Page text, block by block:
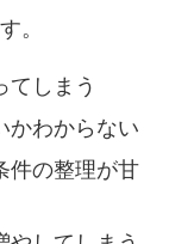
。
てしまう
かわからない
件の整理が甘